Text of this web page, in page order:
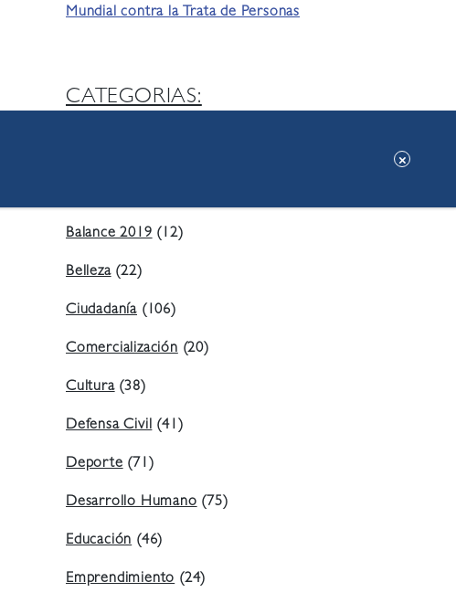
Mundial contra la Trata de Personas
CATEGORIAS:
Balance 2019(12)
Belleza(22)
Ciudadanía (106)
Comercialización(20)
Cultura(38)
Defensa Civil(41)
Deporte(71)
Desarrollo Humano(75)
Educación(46)
Emprendimiento(24)